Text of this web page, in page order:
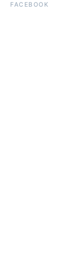
FACEBOOK